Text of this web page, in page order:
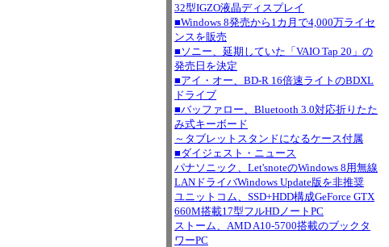
32型IGZO液晶ディスプレイ
■Windows 8発売から1カ月で4,000万ライセ
ンスを販売
■ソニー、延期していた「VAIO Tap 20」の
発売日を決定
■アイ・オー、BD-R 16倍速ライトのBDXL
ドライブ
■バッファロー、Bluetooth 3.0対応折りたた
み式キーボード
～タブレットスタンドになるケース付属
■ダイジェスト・ニュース
パナソニック、Let'snoteのWindows 8用無線
LANドライバWindows Update版を非推奨
ユニットコム、SSD+HDD構成GeForce GTX
660M搭載17型フルHDノートPC
ストーム、AMD A10-5700搭載のブックタ
ワーPC